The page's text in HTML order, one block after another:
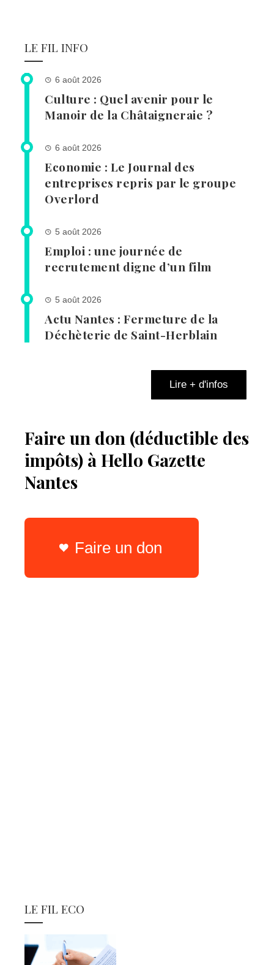
LE FIL INFO
6 août 2026
Culture : Quel avenir pour le
Manoir de la Châtaigneraie ?
6 août 2026
Economie : Le Journal des
entreprises repris par le groupe
Overlord
5 août 2026
Emploi : une journée de
recrutement digne d’un film
5 août 2026
Actu Nantes : Fermeture de la
Déchèterie de Saint-Herblain
Lire + d'infos
Faire un don (déductible des
impôts) à Hello Gazette
Nantes
Faire un don
LE FIL ECO